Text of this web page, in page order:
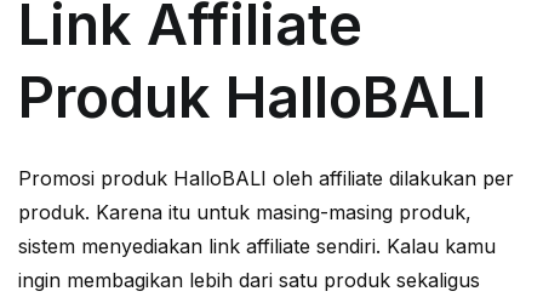
Link Affiliate
Produk HalloBALI
Promosi produk HalloBALI oleh affiliate dilakukan per
produk. Karena itu untuk masing-masing produk,
sistem menyediakan link affiliate sendiri. Kalau kamu
ingin membagikan lebih dari satu produk sekaligus